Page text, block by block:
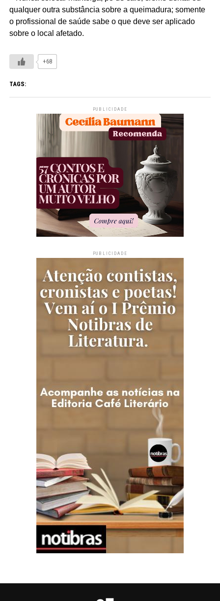
qualquer outra substância sobre a queimadura; somente
o profissional de saúde sabe o que deve ser aplicado
sobre o local afetado.
+68
TAGS:
PUBLICIDADE
PUBLICIDADE